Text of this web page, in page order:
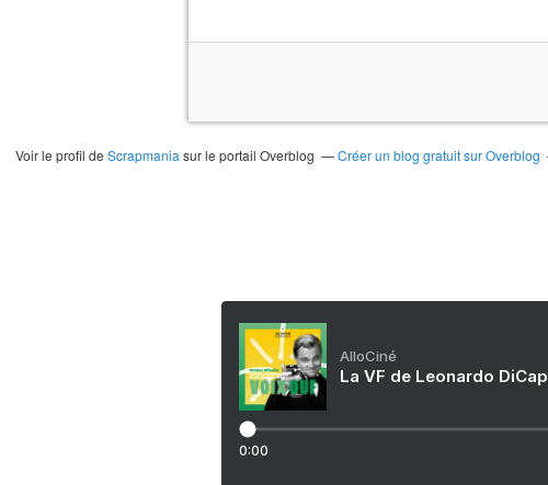
Voir le profil de Scrapmania sur le portail Overblog Créer un blog gratuit sur Overblog
AlloCiné
La VF de Leonardo
0:00